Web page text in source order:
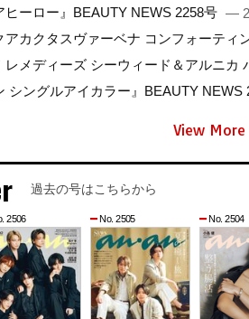
ヒーロー』BEAUTY NEWS 2258号 —
アカクタスヴァーベナ コンフォーテ
レメディーズ シーウィード＆アルニ
シングルアイカラー』BEAUTY NEWS
View More
過去の号はこちらから
2506 No. 2505 No. 2504